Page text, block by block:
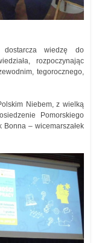
dostarcza wiedzę do
rozpoczynając
tegorocznego,
Niebem, z wielką
Pomorskiego
Bonna – wicemarszałek